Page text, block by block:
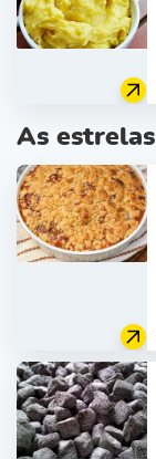
As